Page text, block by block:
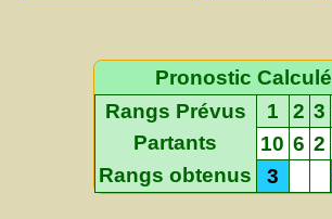
Pronostic Calculé
Rangs Prévus
1 2 3
Partants
10 6 2
Rangs obtenus
3